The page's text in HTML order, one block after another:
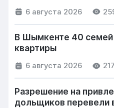
6 августа 2026
В Шымкенте 40 семей
квартиры
6 августа 2026 217
Разрешение на
дольщиков перевели